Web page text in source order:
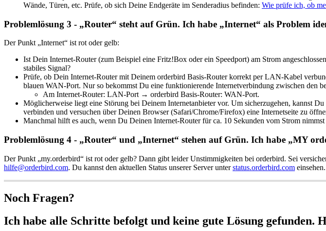
Wände, Türen, etc. Prüfe, ob sich Deine Endgeräte im Senderadius befinden: Wie prüfe ich, ob
Problemlösung 3 - „Router“ steht auf Grün. Ich habe „Internet“ als Problem
Der Punkt „Internet“ ist rot oder gelb:
Ist Dein Internet-Router (zum Beispiel eine Fritz!Box oder ein Speedport) am Strom
stabiles Signal?
Prüfe, ob Dein Internet-Router mit Deinem orderbird Basis-Router korrekt per LAN-Kabel
blauen WAN-Port. Nur so bekommst Du eine funktionierende Internetverbindung zwischen den
Am Internet-Router: LAN-Port → orderbird Basis-Router: WAN-Port.
Möglicherweise liegt eine Störung bei Deinem Internetanbieter vor. Um sicherzugehen, kannst
verbinden und versuchen über Deinen Browser (Safari/Chrome/Firefox) eine Internetseite zu
Manchmal hilft es auch, wenn Du Deinen Internet-Router für ca. 10 Sekunden vom Strom
Problemlösung 4 - „Router“ und „Internet“ stehen auf Grün. Ich habe „MY
Der Punkt „my.orderbird“ ist rot oder gelb? Dann gibt leider Unstimmigkeiten bei orderbird. Sei
hilfe@orderbird.com. Du kannst den aktuellen Status unserer Server unterstatus.orderbird.com
Noch Fragen?
Ich habe alle Schritte befolgt und keine gute Lösung gefunden.